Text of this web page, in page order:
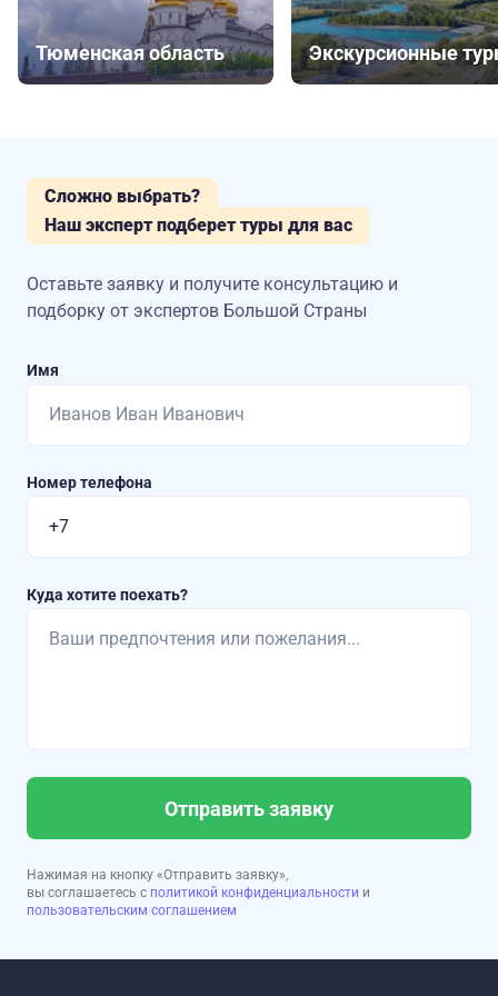
Тюменская область Экскурсионные
Сложно выбрать?
Наш эксперт подберет туры для вас
Оставьте заявку и получите консультацию и
подборку от экспертов Большой Страны
Имя
Номер телефона
Куда хотите поехать?
Отправить заявку
Нажимая на кнопку «Отправить заявку»,
вы соглашаетесь с политикой конфиденциальности и
пользовательским соглашением